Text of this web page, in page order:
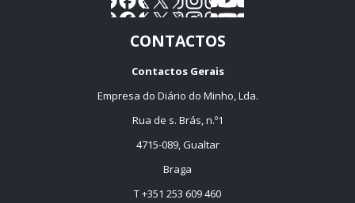
CONTACTOS
Contactos Gerais
Empresa do Diário do Minho, Lda.
Rua de s. Brás, n.º1
4715-089, Gualtar
Braga
T +351 253 609 460